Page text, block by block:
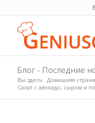
Блог - Последние
Вы здесь: Домашняя
Салат с авокадо, сыром и